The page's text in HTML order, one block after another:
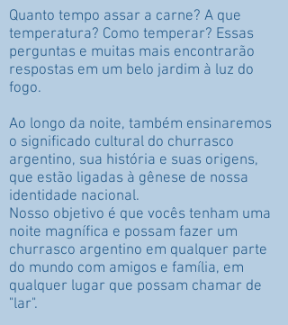
Quanto tempo assar a carne? A que
temperatura? Como temperar? Essas
perguntas e muitas mais encontrarão
respostas em um belo jardim à luz do
fogo.
Ao longo da noite, também ensinaremos
o significado cultural do churrasco
argentino, sua história e suas origens,
que estão ligadas à gênese de nossa
identidade nacional.
Nosso objetivo é que vocês tenham uma
noite magnífica e possam fazer um
churrasco argentino em qualquer parte
do mundo com amigos e família, em
qualquer lugar que possam chamar de
"lar".